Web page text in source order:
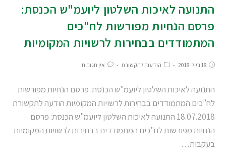
התנועה לאיכות השלטון ליועמ"ש הכנסת:
פרסם הנחיות מפורשות לח"כים
המתמודדים בבחירות לרשויות המקומיות
18 ביולי 2018 הודעות לתקשורת אין תגובות
התנועה לאיכות השלטון ליועמ"ש הכנסת: פרסם הנחיות מפורשות
לח"כים המתמודדים בבחירות לרשויות המקומיות הודעה לתקשורת
18.07.2018 התנועה לאיכות השלטון ליועמ"ש הכנסת: פרסם
הנחיות מפורשות לח"כים המתמודדים בבחירות לרשויות המקומיות
בעקבות…